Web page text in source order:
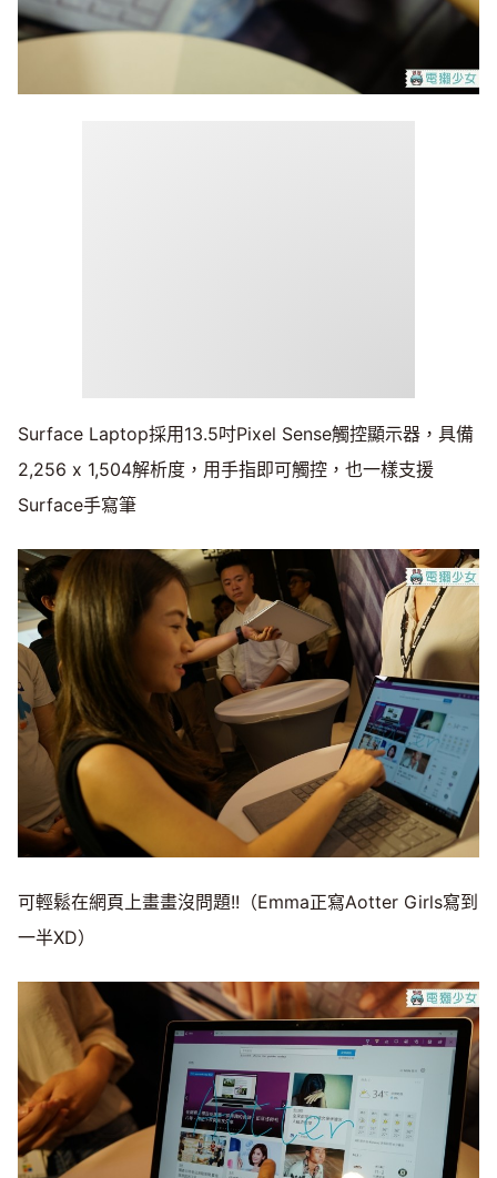
Surface Laptop採用13.5吋Pixel Sense觸控顯示器，具備
2,256 x 1,504解析度，用手指即可觸控，也一樣支援
Surface手寫筆
可輕鬆在網頁上畫畫沒問題!!（Emma正寫Aotter Girls寫到
一半XD）